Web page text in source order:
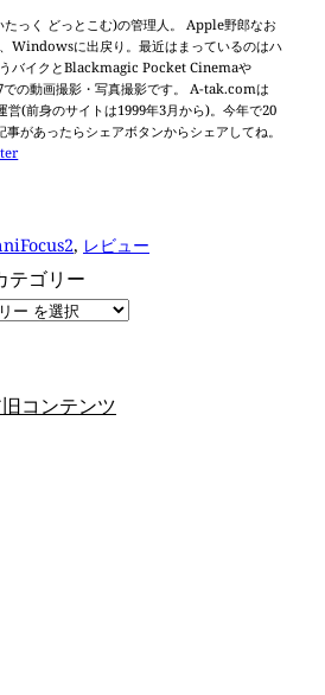
っく どっとこむ)の管理人。 Apple野郎なお
Windowsに出戻り。最近はまっているのはハ
バイクとBlackmagic Pocket Cinemaや
の動画撮影・写真撮影です。 A-tak.comは
営(前身のサイトは1999年3月から)。今年で20
があったらシェアボタンからシェアしてね。
, レビュー
テゴリー
旧コンテンツ